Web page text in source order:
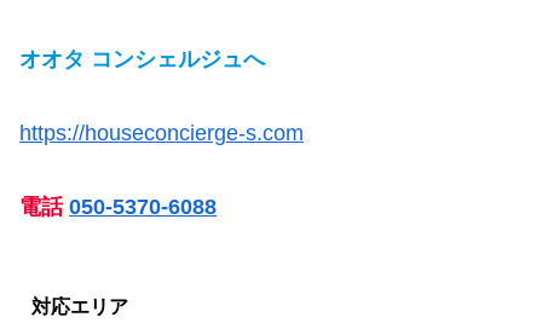
オオタ コンシェルジュへ
https://houseconcierge-s.com
電話 050-5370-6088
対応エリア